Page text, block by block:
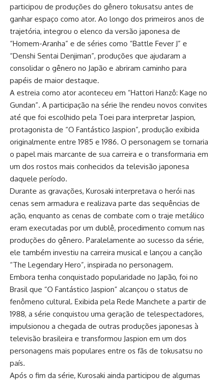
participou de produções do gênero tokusatsu antes de
ganhar espaço como ator. Ao longo dos primeiros anos de
trajetória, integrou o elenco da versão japonesa de
“Homem-Aranha” e de séries como “Battle Fever J” e
“Denshi Sentai Denjiman”, produções que ajudaram a
consolidar o gênero no Japão e abriram caminho para
papéis de maior destaque.
A estreia como ator aconteceu em “Hattori Hanzô: Kage no
Gundan”. A participação na série lhe rendeu novos convites
até que foi escolhido pela Toei para interpretar Jaspion,
protagonista de “O Fantástico Jaspion”, produção exibida
originalmente entre 1985 e 1986. O personagem se tornaria
o papel mais marcante de sua carreira e o transformaria em
um dos rostos mais conhecidos da televisão japonesa
daquele período.
Durante as gravações, Kurosaki interpretava o herói nas
cenas sem armadura e realizava parte das sequências de
ação, enquanto as cenas de combate com o traje metálico
eram executadas por um dublê, procedimento comum nas
produções do gênero. Paralelamente ao sucesso da série,
ele também investiu na carreira musical e lançou a canção
“The Legendary Hero”, inspirada no personagem.
Embora tenha conquistado popularidade no Japão, foi no
Brasil que “O Fantástico Jaspion” alcançou o status de
fenômeno cultural. Exibida pela Rede Manchete a partir de
1988, a série conquistou uma geração de telespectadores,
impulsionou a chegada de outras produções japonesas à
televisão brasileira e transformou Jaspion em um dos
personagens mais populares entre os fãs de tokusatsu no
país.
Após o fim da série, Kurosaki ainda participou de algumas